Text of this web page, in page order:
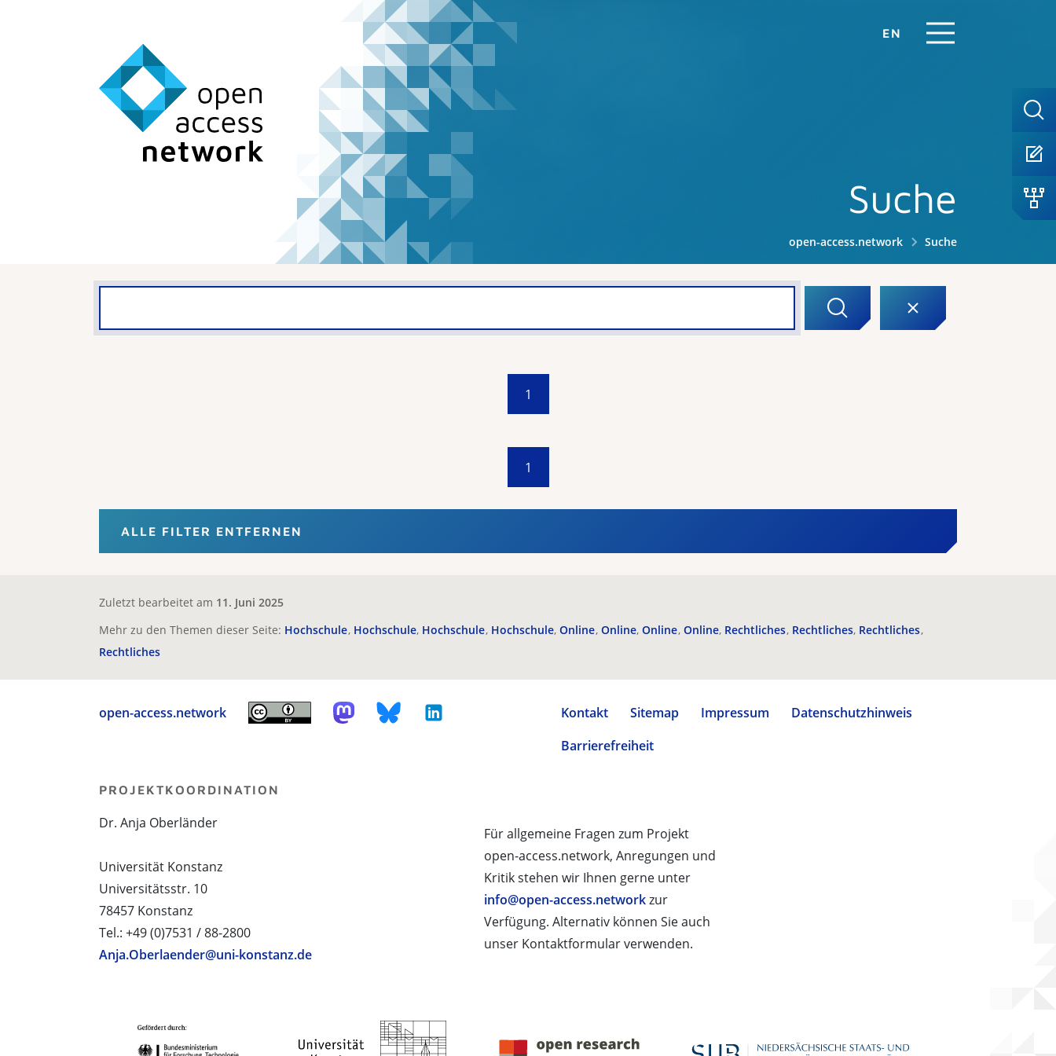
EN
Suche
open-access.network Suche
1
1
ALLE FILTER ENTFERNEN
Zuletzt bearbeitet am 11. Juni 2025
Mehr zu den Themen dieser Seite: Hochschule Hochschule Hochschule Hochschule Online Online Online Online Rechtliches Rechtliches Rechtliches
Rechtliches
open-access.network Kontakt Sitemap Impressum
Datenschutzhinweis
Barrierefreiheit
Für allgemeine Fragen zum Projekt
open-access.network, Anregungen und
Kritik stehen wir Ihnen gerne unter
info@open-access.networkzur
Verfügung. Alternativ können Sie auch
unser Kontaktformular verwenden.
PROJEKTKOORDINATION
Dr. Anja Oberländer
Universität Konstanz
Universitätsstr. 10
78457 Konstanz
Tel.: +49 (0)7531 / 88-2800
Anja.Oberlaender@uni-konstanz.de